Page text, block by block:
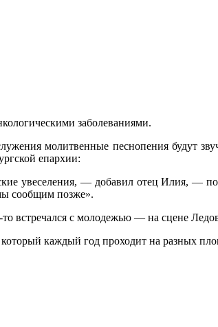
заболеваниями.
молитвенные песнопения будут
епархии:
увеселения, — добавил отец Илия, —
сообщим позже».
встречался с молодежью — на сцене
каждый год проходит на разных